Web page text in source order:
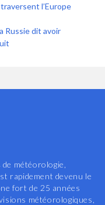
l’Europe
Russie dit avoir
météorologie,
rapidement devenu le
fort de 25 années
météorologiques,